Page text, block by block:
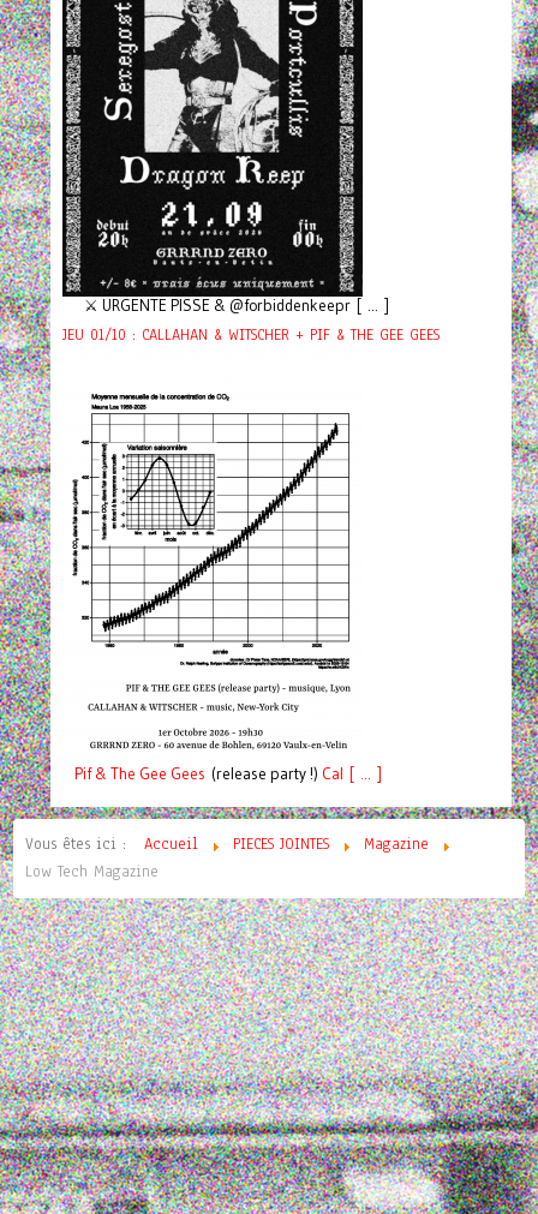
⚔️ URGENTE PISSE & @forbiddenkeepr [ ... ]
JEU 01/10 : CALLAHAN & WITSCHER + PIF & THE GEE GEES
Pif& The Gee Gees (release party !) Cal [ ... ]
Vous êtes ici : Accueil PIECES JOINTES
Magazine
Low Tech Magazine